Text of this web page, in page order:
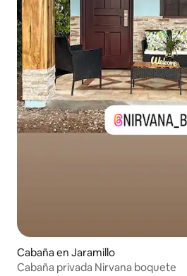
Cabaña en Jaramillo
Cabaña privada Nirvana boquete